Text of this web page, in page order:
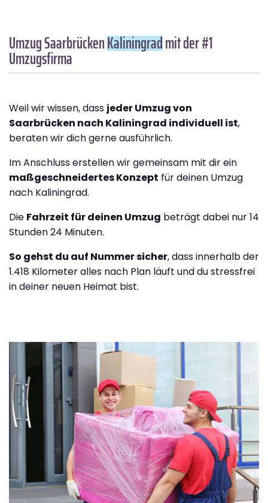
Umzug SaarbrückenKaliningradmit der #1
Umzugsfirma
Weil wir wissen, dass jeder Umzug von
Saarbrücken nach Kaliningrad individuell ist,
beraten wir dich gerne ausführlich.
Im Anschluss erstellen wir gemeinsam mit dir ein
maßgeschneidertes Konzept für deinen Umzug
nach Kaliningrad.
Die Fahrzeit für deinen Umzug beträgt dabei nur 14
Stunden 24 Minuten.
So gehst du auf Nummer sicher, dass innerhalb der
1.418 Kilometer alles nach Plan läuft und du stressfrei
in deiner neuen Heimat bist.